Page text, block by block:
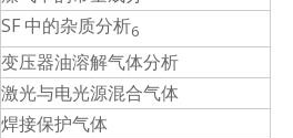
SF 中的杂质分析6
变压器油溶解气体分析
激光与电光源混合气体
焊接保护气体